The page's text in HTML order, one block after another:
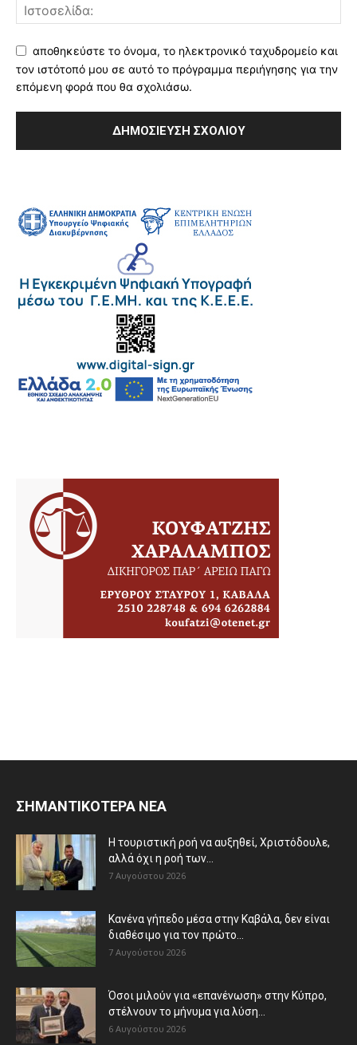
αποθηκεύστε το όνομα, το ηλεκτρονικό ταχυδρομείο και
τον ιστότοπό μου σε αυτό το πρόγραμμα περιήγησης για την
επόμενη φορά που θα σχολιάσω.
ΣΗΜΑΝΤΙΚΟΤΕΡΑ ΝΕΑ
Η τουριστική ροή να αυξηθεί, Χριστόδουλε,
αλλά όχι η ροή των...
7 Αυγούστου 2026
Κανένα γήπεδο μέσα στην Καβάλα, δεν είναι
διαθέσιμο για τον πρώτο...
7 Αυγούστου 2026
Όσοι μιλούν για «επανένωση» στην Κύπρο,
στέλνουν το μήνυμα για λύση...
6 Αυγούστου 2026